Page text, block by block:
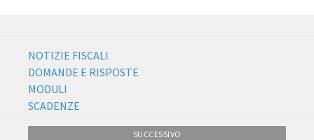
NOTIZIE FISCALI
DOMANDE E RISPOSTE
MODULI
SCADENZE
SUCCESSIVO